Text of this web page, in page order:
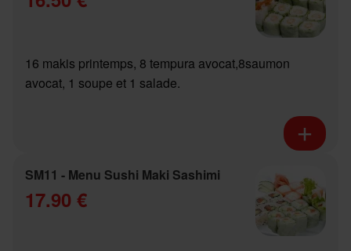
16 makis printemps, 8 tempura avocat,8saumon
avocat, 1 soupe et 1 salade.
SM11 - Menu Sushi Maki Sashimi
17.90 €